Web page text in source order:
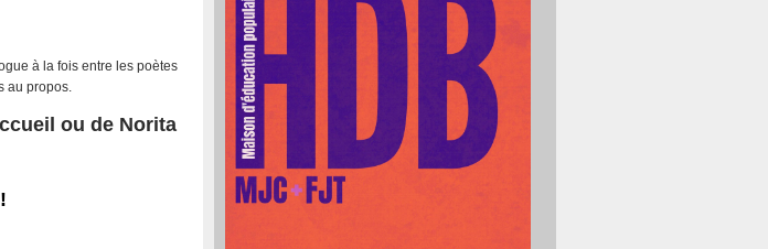
à la fois entre les poètes
au propos.
ou de Norita